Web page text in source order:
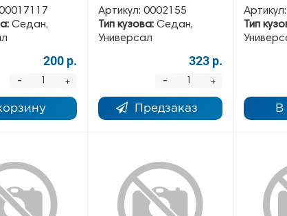
Седан,
200 р.
+
-
Артикул: 0002155
Тип кузова: Седан,
Универсал
323 р.
+
-
Предзаказ
Артикул:
Тип
В